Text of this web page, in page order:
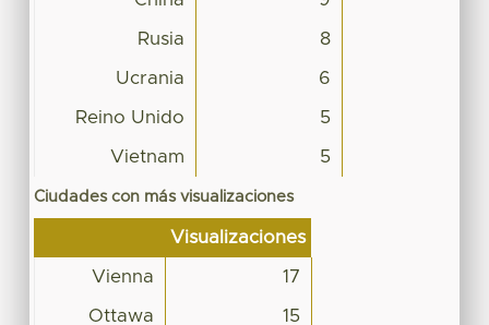
Rusia 8
Ucrania 6
Reino Unido 5
Vietnam 5
Ciudades con más visualizaciones
Visualizaciones
Vienna 17
Ottawa 15